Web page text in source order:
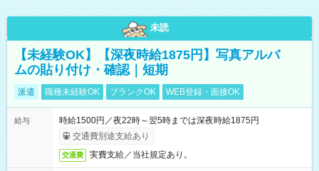
未読
【未経験OK】【深夜時給1875円】写真アルバ
ムの貼り付け・確認｜短期
派遣 職種未経験OK ブランクOK WEB登録・面接OK
給与
時給1500円／夜22時～翌5時までは深夜時給1875円
交通費別途支給あり
交通費 実費支給／当社規定あり。